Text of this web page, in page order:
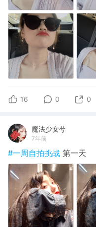
16 0 0
魔法少女兮
7年前
#一周自拍挑战 第一天